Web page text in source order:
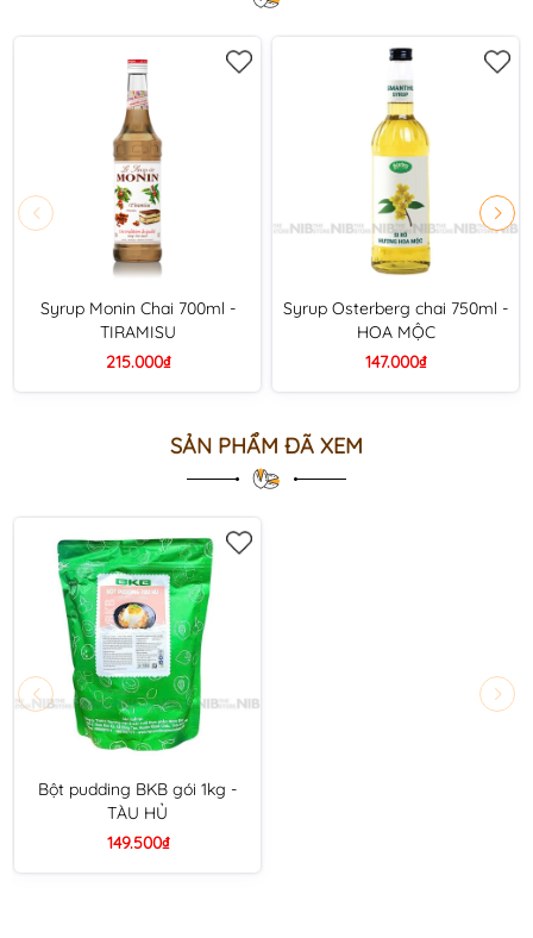
Syrup Monin Chai 700ml -
TIRAMISU
215.000₫
Syrup Osterberg chai 750ml -
HOA MỘC
147.000₫
SẢN PHẨM ĐÃ XEM
Bột pudding BKB gói 1kg -
TÀU HỦ
149.500₫